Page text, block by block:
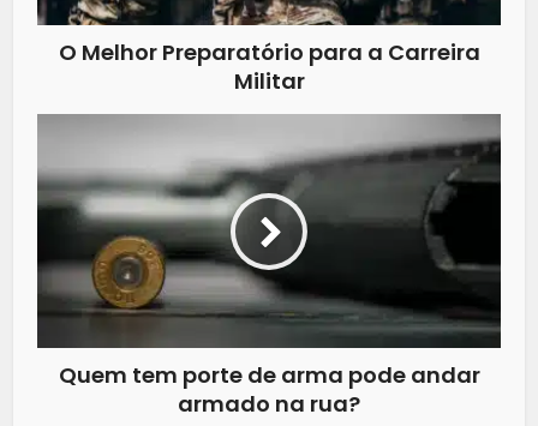
O Melhor Preparatório para a Carreira
Militar
Quem tem porte de arma pode andar
armado na rua?